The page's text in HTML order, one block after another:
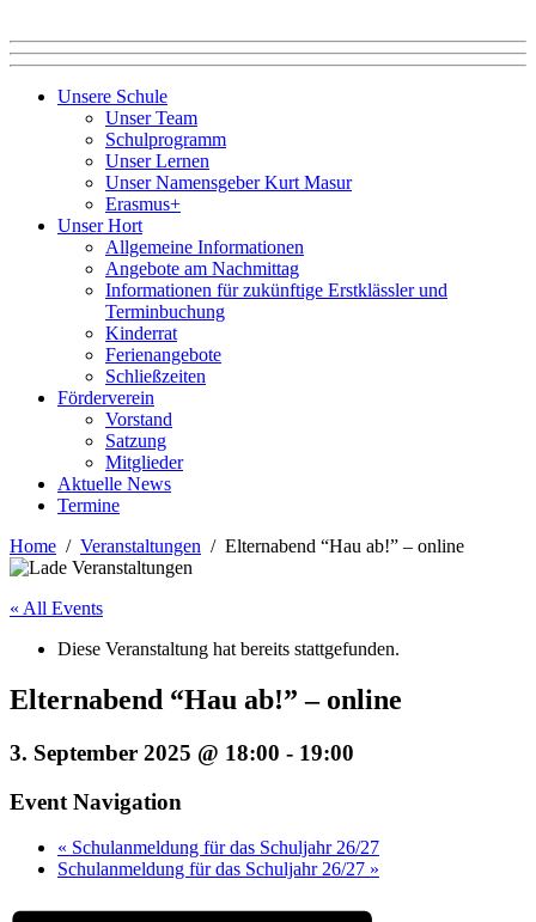
Unsere Schule
Unser Team
Schulprogramm
Unser Lernen
Unser Namensgeber Kurt Masur
Erasmus+
Unser Hort
Allgemeine Informationen
Angebote am Nachmittag
Informationen für zukünftige Erstklässler und
Terminbuchung
Kinderrat
Ferienangebote
Schließzeiten
Förderverein
Vorstand
Satzung
Mitglieder
Aktuelle News
Termine
Home
Veranstaltungen Elternabend “Hau ab!” – online
« All Events
Diese Veranstaltung hat bereits stattgefunden.
Elternabend “Hau ab!” – online
3. September 2025 @ 18:00 - 19:00
Event Navigation
« Schulanmeldung für das Schuljahr 26/27
Schulanmeldung für das Schuljahr 26/27 »